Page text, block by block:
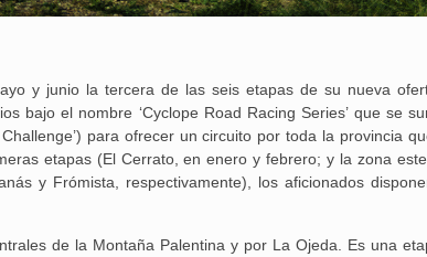
y junio la tercera de las seis etapas de su nueva
bajo el nombre ‘Cyclope Road Racing Series’ que se
para ofrecer un circuito por toda la provincia
etapas (El Cerrato, en enero y febrero; y la zona
y Frómista, respectivamente), los aficionados
de la Montaña Palentina y por La Ojeda. Es una
25 febrero,